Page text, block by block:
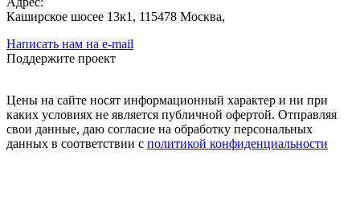
Каширское шосее 13к1, 115478 Москва,
Написать нам на e-mail
Поддержите проект
Цены на сайте носят информационный характер и ни при
каких условиях не является публичной офертой. Отправляя
свои данные, даю согласие на обработку персональных
данных в соответствии с политикой конфиденциальности